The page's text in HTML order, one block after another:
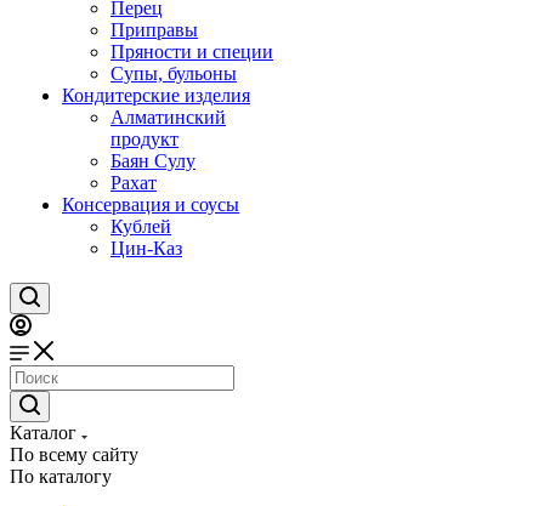
Перец
Приправы
Пряности и специи
Супы, бульоны
Кондитерские изделия
Алматинский
продукт
Баян Сулу
Рахат
Консервация и соусы
Кублей
Цин-Каз
Каталог
По всему сайту
По каталогу